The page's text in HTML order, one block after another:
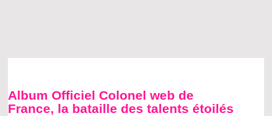
Album Officiel Colonel web de
France, la bataille des talents étoilés